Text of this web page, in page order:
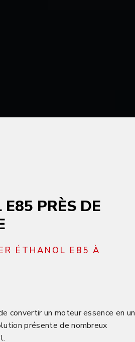
PRÈS DE
ÉTHANOL E85 À
convertir un moteur essence en un
présente de nombreux